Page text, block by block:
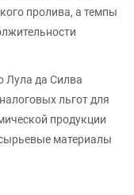
пролива, а темпы
Лула да Силва
льгот для
продукции
материалы